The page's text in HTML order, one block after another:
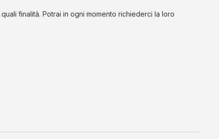
finalità. Potrai in ogni momento richiederci la loro